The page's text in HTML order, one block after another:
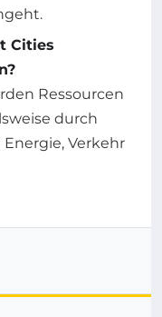
Cities
Ressourcen
durch
Verkehr